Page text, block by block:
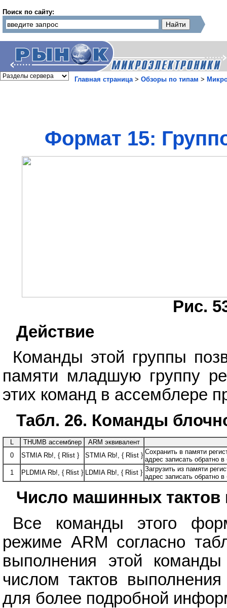
Поиск по сайту:
Главная страница> Обзоры по типам >
Формат 15:
Рис.
Действие
Команды этой группы
памяти младшую группу
этих команд в ассемблере
Табл. 26. Команды
L THUMB ассемблер
ARM эквивалент
0
STMIA Rb!, { Rlist } STMIA Rb!, { Rlist } Сохранить в памяти
адрес записать обратно в
1
PLDMIA Rb!, { Rlist } LDMIA Rb!, { Rlist } Загрузить из памяти
адрес записать обратно в
Число машинных
Все команды этого
режиме ARM согласно
выполнения этой
числом тактов
для более подробной